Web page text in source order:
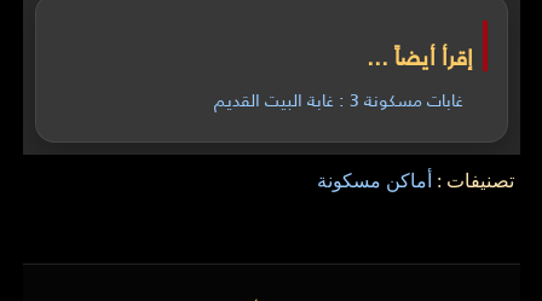
إقرأ أيضاً ...
غابات مسكونة 3 : غابة البيت القديم
تصنيفات : أماكن مسكونة